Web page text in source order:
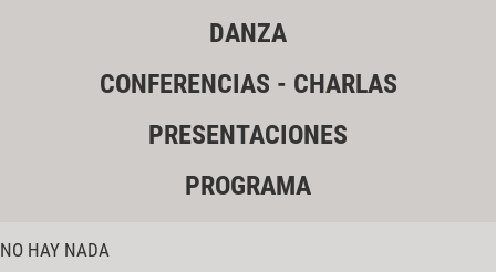
DANZA
CONFERENCIAS - CHARLAS
PRESENTACIONES
PROGRAMA
NO HAY NADA